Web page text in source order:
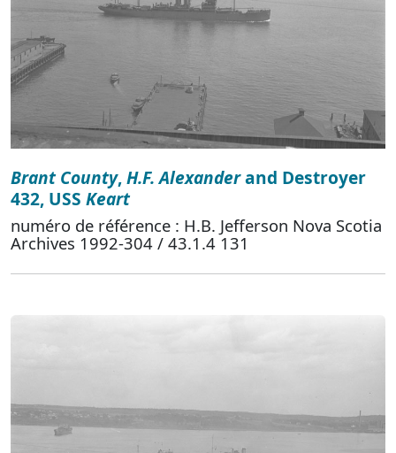
Brant County,H.F. Alexanderand Destroyer
432, USS Keart
numéro de référence : H.B. Jefferson Nova Scotia
Archives 1992-304 / 43.1.4 131